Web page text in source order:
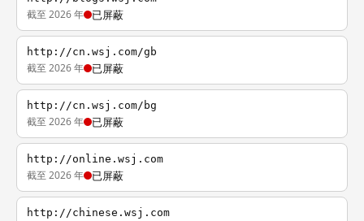
截至 2026 年 已屏蔽
http://cn.wsj.com/gb
截至 2026 年 已屏蔽
http://cn.wsj.com/bg
截至 2026 年 已屏蔽
http://online.wsj.com
截至 2026 年 已屏蔽
http://chinese.wsj.com